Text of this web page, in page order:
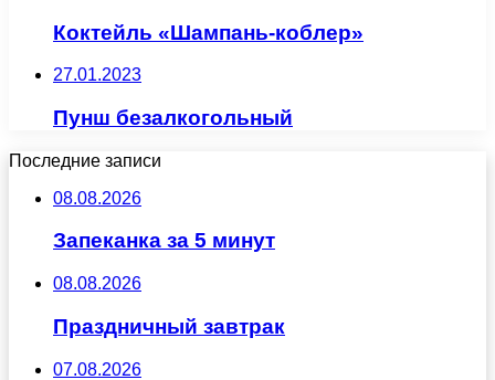
Коктейль «Шампань-коблер»
27.01.2023
Пунш безалкогольный
Последние записи
08.08.2026
Запеканка за 5 минут
08.08.2026
Праздничный завтрак
07.08.2026